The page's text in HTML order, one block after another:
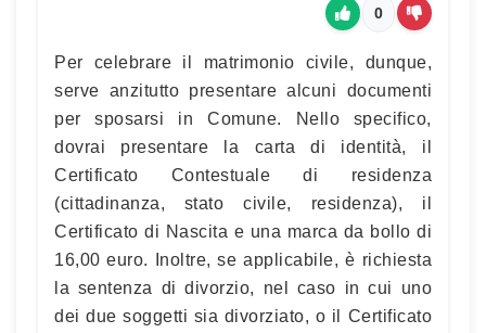
0
Per celebrare il matrimonio civile, dunque,
serve anzitutto presentare alcuni documenti
per sposarsi in Comune. Nello specifico,
dovrai presentare la carta di identità, il
Certificato Contestuale di residenza
(cittadinanza, stato civile, residenza), il
Certificato di Nascita e una marca da bollo di
16,00 euro. Inoltre, se applicabile, è richiesta
la sentenza di divorzio, nel caso in cui uno
dei due soggetti sia divorziato, o il Certificato